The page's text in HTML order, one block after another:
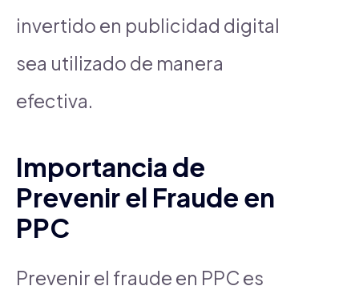
invertido en publicidad digital
sea utilizado de manera
efectiva.
Importancia de
Prevenir el Fraude en
PPC
Prevenir el fraude en PPC es